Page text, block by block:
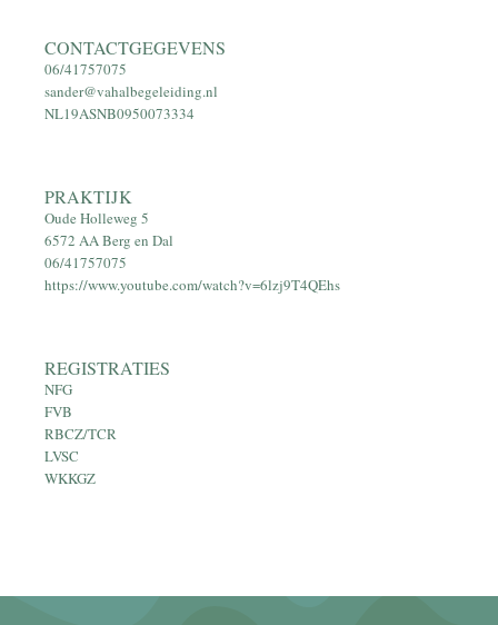
CONTACTGEGEVENS
06/41757075
sander@vahalbegeleiding.nl
NL19ASNB0950073334
PRAKTIJK
Oude Holleweg 5
6572 AA Berg en Dal
06/41757075
https://www.youtube.com/watch?v=6lzj9T4QEhs
REGISTRATIES
NFG
FVB
RBCZ/TCR
LVSC
WKKGZ